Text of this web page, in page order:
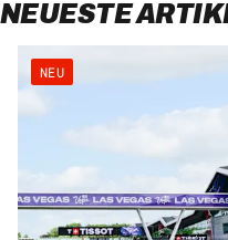
NEUESTE
NEU